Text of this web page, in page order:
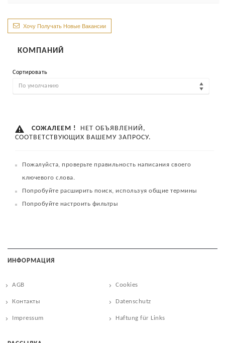
Хочу Получать Новые Вакансии
КОМПАНИЙ
Сортировать
По умолчанию
СОЖАЛЕЕМ !
НЕТ ОБЪЯВЛЕНИЙ,
СООТВЕТСТВУЮЩИХ ВАШЕМУ ЗАПРОСУ.
Пожалуйста, проверьте правильность написания своего
ключевого слова.
Попробуйте расширить поиск, используя общие термины
Попробуйте настроить фильтры
ИНФОРМАЦИЯ
AGB Cookies
Контакты Datenschutz
Impressum Haftung für Links